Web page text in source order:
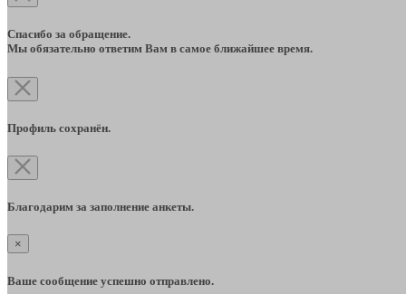
Спасибо за обращение.
Мы обязательно ответим Вам в самое ближайшее время.
Профиль сохранён.
Благодарим за заполнение анкеты.
×
Ваше сообщение успешно отправлено.